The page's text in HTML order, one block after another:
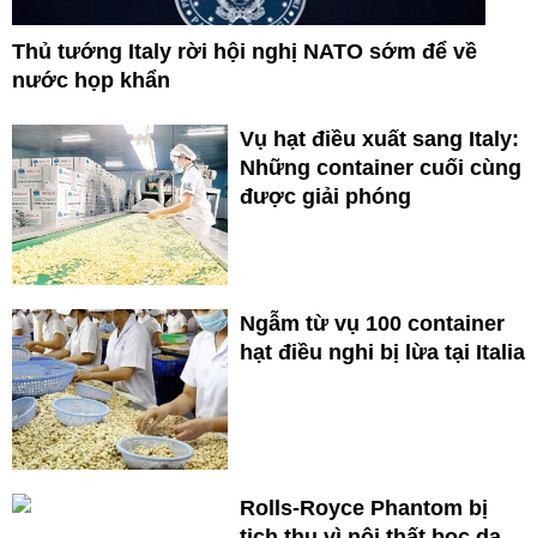
Thủ tướng Italy rời hội nghị NATO sớm để về
nước họp khẩn
Vụ hạt điều xuất sang Italy:
Những container cuối cùng
được giải phóng
Ngẫm từ vụ 100 container
hạt điều nghi bị lừa tại Italia
Rolls-Royce Phantom bị